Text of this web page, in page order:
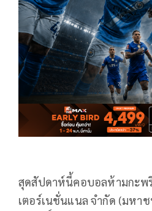
สุดสัปดาห์นี้คอบอลห้ามกะพ
เตอร์เนชั่นแนล จำกัด (มหาช